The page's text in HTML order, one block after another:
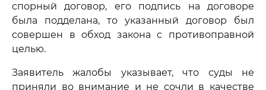
спорный договор, его подпись на договоре
была подделана, то указанный договор был
совершен в обход закона с противоправной
целью.
Заявитель жалобы указывает, что суды не
приняли во внимание и не сочли в качестве